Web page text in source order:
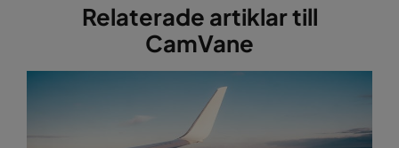
Relaterade artiklar till
CamVane